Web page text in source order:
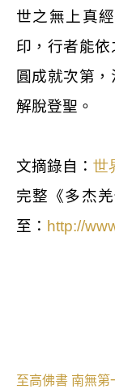
世之無上真
印，行者能
圓成就次第
解脫登聖。
文摘錄自： 世
完整《多杰
至： http://
至高佛書 南無第